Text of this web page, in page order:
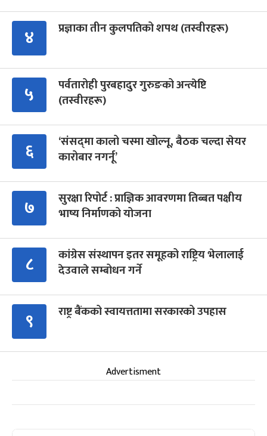
४ प्रज्ञाका तीन कुलपतिको शपथ (तस्वीरहरू)
५
पर्वतारोही पुरबहादुर गुरुङको अन्त्येष्टि
(तस्वीरहरू)
६
‘संसद्‍मा कालो चस्मा खोल्नू, बैठक चल्दा सेयर
कारोबार नगर्नू’
७
सुरक्षा रिपोर्ट : प्राज्ञिक आवरणमा तिब्बत पक्षीय
भाष्य निर्माणको योजना
८
कांग्रेस संस्थापन इतर समूहको राष्ट्रिय भेलालाई
देउवाले सम्बोधन गर्ने
९ राष्ट्र बैंकको स्वायत्ततामा सरकारको उपहास
Advertisment